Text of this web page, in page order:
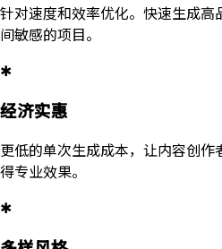
针对速度和效率优化。快速生成
间敏感的项目。
✱
经济实惠
更低的单次生成成本，让内容创
得专业效果。
✱